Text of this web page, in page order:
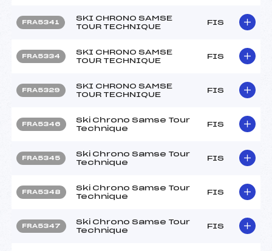
FRA5341
SKI CHRONO SAMSE
TOUR TECHNIQUE
FIS
FRA5334
SKI CHRONO SAMSE
TOUR TECHNIQUE
FIS
FRA5329
SKI CHRONO SAMSE
TOUR TECHNIQUE
FIS
FRA5346
Ski Chrono Samse Tour
Technique
FIS
FRA5345
Ski Chrono Samse Tour
Technique
FIS
FRA5348
Ski Chrono Samse Tour
Technique
FIS
FRA5347
Ski Chrono Samse Tour
Technique
FIS